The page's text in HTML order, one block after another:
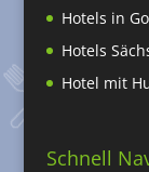
Hotels in
Hotels
Hotel mit
Schnell